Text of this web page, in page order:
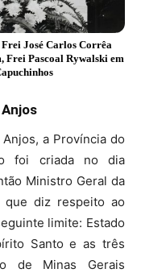
José Carlos Corrêa
Frei Pascoal Rywalski em
a Província do
foi criada no dia
Ministro Geral da
que diz respeito ao
limite: Estado
Santo e as três
de Minas Gerais